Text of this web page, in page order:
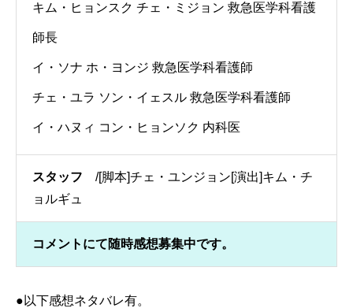
キム・ヒョンスク チェ・ミジョン 救急医学科看護
師長
イ・ソナ ホ・ヨンジ 救急医学科看護師
チェ・ユラ ソン・イェスル 救急医学科看護師
イ・ハヌィ コン・ヒョンソク 内科医
スタッフ /[脚本]チェ・ユンジョン[演出]キム・チ
ョルギュ
コメントにて随時感想募集中です。
●以下感想ネタバレ有。